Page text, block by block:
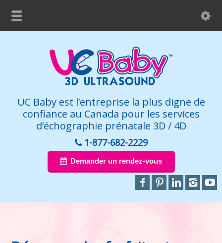
UC Baby est l’entreprise la plus digne de
confiance au Canada pour les services
d’échographie prénatale 3D / 4D
1-877-682-2229
Demander un rendez-vous